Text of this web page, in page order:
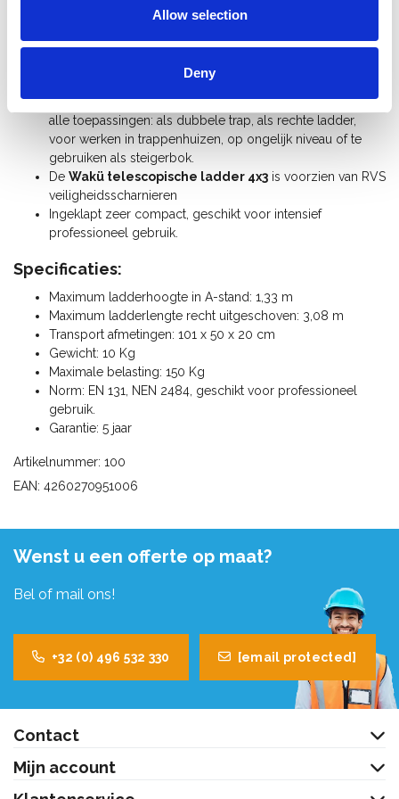
Allow selection
Deny
vervaardigd van een hoogwaardige kwaliteit aluminium.
uitlopend voor extra stabiliteit.
een systeem waarbij het binnendeel in het buitendeel
instelbaar is waardoor ze gebruikt kunnen worden voor
alle toepassingen: als dubbele trap, als rechte ladder,
voor werken in trappenhuizen, op ongelijk niveau of te
gebruiken als steigerbok.
De Wakü telescopische ladder 4x3 is voorzien van RVS
veiligheidsscharnieren
Ingeklapt zeer compact, geschikt voor intensief
professioneel gebruik.
Specificaties:
Maximum ladderhoogte in A-stand: 1,33 m
Maximum ladderlengte recht uitgeschoven: 3,08 m
Transport afmetingen: 101 x 50 x 20 cm
Gewicht: 10 Kg
Maximale belasting: 150 Kg
Norm: EN 131, NEN 2484, geschikt voor professioneel
gebruik.
Garantie: 5 jaar
Artikelnummer: 100
EAN: 4260270951006
Wenst u een offerte op maat?
Bel of mail ons!
+32 (0) 496 532 330 [email protected]
Contact
Mijn account